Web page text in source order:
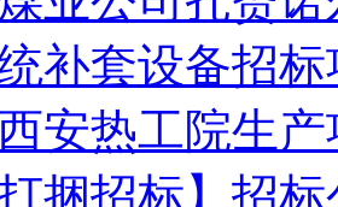
补套设备招
西安热工院生
捆招标】招标